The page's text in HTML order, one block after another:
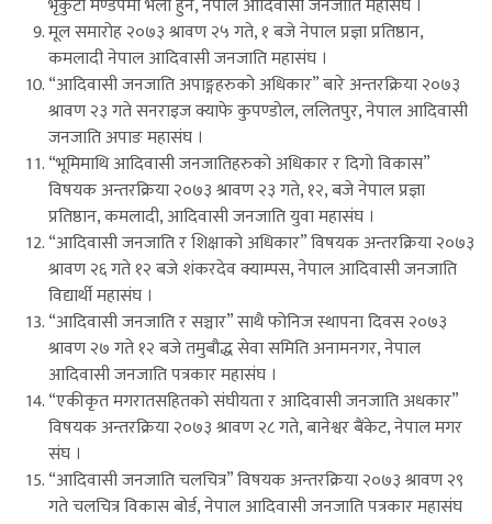
भृकुटी मण्डपमा भेला हुने, नेपाल आदिवासी जनजाति महासंघ ।
मूल समारोह २०७३ श्रावण २५ गते, १ बजे नेपाल प्रज्ञा प्रतिष्ठान,
कमलादी नेपाल आदिवासी जनजाति महासंघ ।
“आदिवासी जनजाति अपाङ्गहरुको अधिकार” बारे अन्तरक्रिया २०७३
श्रावण २३ गते सनराइज क्याफे कुपण्डोल, ललितपुर, नेपाल आदिवासी
जनजाति अपाङ महासंघ ।
“भूमिमाथि आदिवासी जनजातिहरुको अधिकार र दिगो विकास”
विषयक अन्तरक्रिया २०७३ श्रावण २३ गते, १२, बजे नेपाल प्रज्ञा
प्रतिष्ठान, कमलादी, आदिवासी जनजाति युवा महासंघ ।
“आदिवासी जनजाति र शिक्षाको अधिकार” विषयक अन्तरक्रिया २०७३
श्रावण २६ गते १२ बजे शंकरदेव क्याम्पस, नेपाल आदिवासी जनजाति
विद्यार्थी महासंघ ।
“आदिवासी जनजाति र सञ्चार” साथै फोनिज स्थापना दिवस २०७३
श्रावण २७ गते १२ बजे तमुबौद्ध सेवा समिति अनामनगर, नेपाल
आदिवासी जनजाति पत्रकार महासंघ ।
“एकीकृत मगरातसहितको संघीयता र आदिवासी जनजाति अधकार”
विषयक अन्तरक्रिया २०७३ श्रावण २८ गते, बानेश्वर बैंकेट, नेपाल मगर
संघ ।
“आदिवासी जनजाति चलचित्र” विषयक अन्तरक्रिया २०७३ श्रावण २९
गते चलचित्र विकास बोर्ड, नेपाल आदिवासी जनजाति पत्रकार महासंघ